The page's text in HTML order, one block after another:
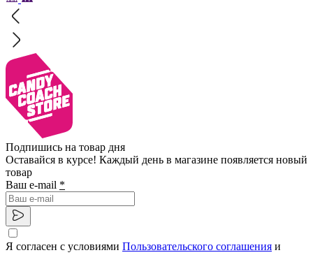
Подпишись на товар дня
Оставайся в курсе! Каждый день в магазине появляется новый
товар
Ваш e-mail *
Я согласен с условиями Пользовательского соглашения и